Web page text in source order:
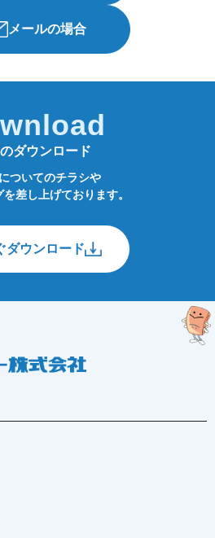
メールの場合
ダウンロード
ついてのチラシや
差し上げております。
ダウンロード